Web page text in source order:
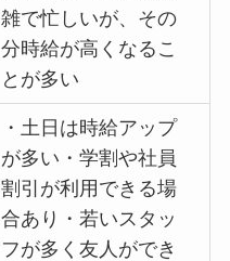
雑で忙しいが、その
分時給が高くなるこ
とが多い
・土日は時給アップ
が多い・学割や社員
割引が利用できる場
合あり・若いスタッ
フが多く友人ができ